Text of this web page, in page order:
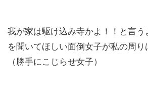
我が家は駆け込み寺かよ！！と言
を聞いてほしい面倒女子が私の周り
（勝手にこじらせ女子）